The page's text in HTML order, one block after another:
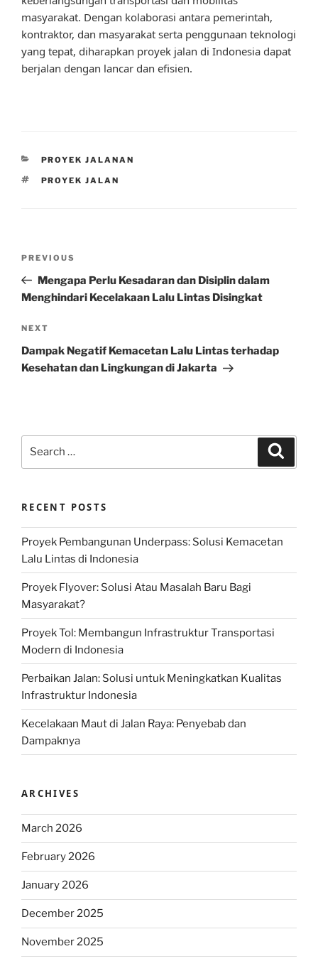
masyarakat. Dengan kolaborasi antara pemerintah,
kontraktor, dan masyarakat serta penggunaan teknologi
yang tepat, diharapkan proyek jalan di Indonesia dapat
berjalan dengan lancar dan efisien.
CATEGORIES
PROYEK JALANAN
TAGS
PROYEK JALAN
Previous
Post
PREVIOUS
Mengapa Perlu Kesadaran dan Disiplin dalam
Menghindari Kecelakaan Lalu Lintas Disingkat
Next
Post
NEXT
Dampak Negatif Kemacetan Lalu Lintas terhadap
Kesehatan dan Lingkungan di Jakarta
RECENT POSTS
Proyek Pembangunan Underpass: Solusi Kemacetan
Lalu Lintas di Indonesia
Proyek Flyover: Solusi Atau Masalah Baru Bagi
Masyarakat?
Proyek Tol: Membangun Infrastruktur Transportasi
Modern di Indonesia
Perbaikan Jalan: Solusi untuk Meningkatkan Kualitas
Infrastruktur Indonesia
Kecelakaan Maut di Jalan Raya: Penyebab dan
Dampaknya
ARCHIVES
March 2026
February 2026
January 2026
December 2025
November 2025